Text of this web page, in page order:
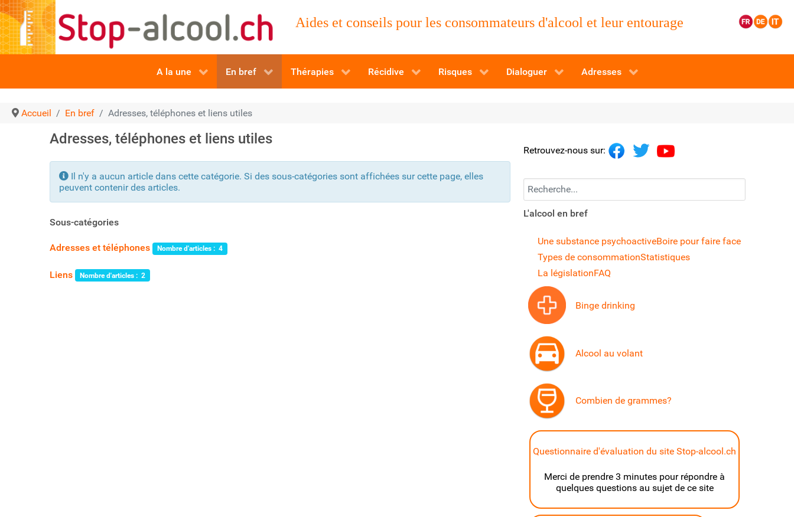
Aides et conseils pour les consommateurs d'alcool et leur entourage
A la une En bref Thérapies Récidive Risques Dialoguer Adresses
Accueil En bref Adresses, téléphones et liens utiles
Adresses, téléphones et liens utiles
Info
Il n'y a aucun article dans cette catégorie. Si des sous-catégories sont affichées sur cette page, elles
peuvent contenir des articles.
Sous-catégories
Adresses et téléphones Nombre d'articles : 4
Liens Nombre d'articles : 2
Retrouvez-nous sur:
Recherchez...
L'alcool en bref
Une substance psychoactiveBoire pour faire face
Types de consommationStatistiques
La législationFAQ
Binge drinking
Alcool au volant
Combien de grammes?
Questionnaire d'évaluation du site Stop-alcool.ch
Merci de prendre 3 minutes pour répondre à
quelques questions au sujet de ce site